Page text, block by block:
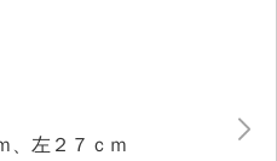
、左２７ｃｍ